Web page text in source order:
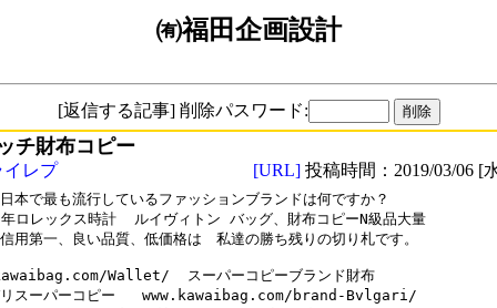
㈲福田企画設計
[返信する記事] 削除パスワード:
チ財布コピー
イレプ
[URL] 投稿時間：2019/03/06 [
本で最も流行しているファッションブランドは何ですか？
ロレックス時計  ルイヴィトン バッグ、財布コピーN級品大量
用第一、良い品質、低価格は　私達の勝ち残りの切り札です。
Wallet/  スーパーコピーブランド財布
リスーパーコピー   www.kawaibag.com/brand-Bvlgari/